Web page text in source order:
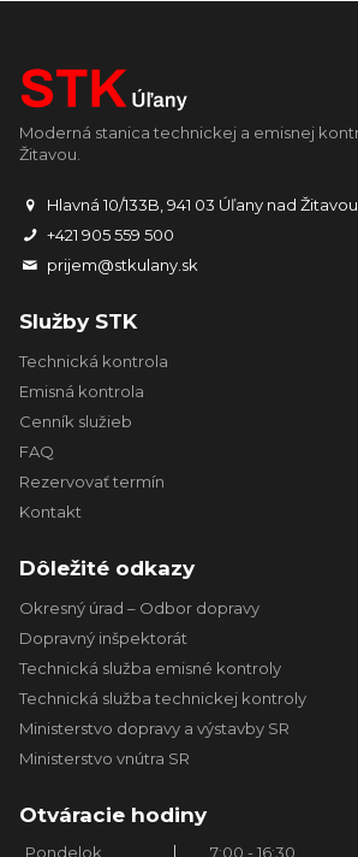
Moderná stanica technickej a emisnej
Žitavou.
Hlavná 10/133B, 941 03 Úľany nad Žitavou
+421 905 559 500
prijem@stkulany.sk
Služby STK
Technická kontrola
Emisná kontrola
Cenník služieb
FAQ
Rezervovať termín
Kontakt
Dôležité odkazy
Okresný úrad – Odbor dopravy
Dopravný inšpektorát
Technická služba emisné kontroly
Technická služba technickej kontroly
Ministerstvo dopravy a výstavby SR
Ministerstvo vnútra SR
Otváracie hodiny
Pondelok 7:00 - 16:30